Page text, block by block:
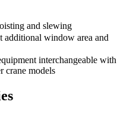
and slewing
additional window area and
interchangeable with
crane models